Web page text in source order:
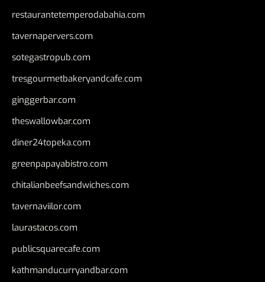
restaurantetemperodabahia.com
tavernapervers.com
sotegastropub.com
tresgourmetbakeryandcafe.com
ginggerbar.com
theswallowbar.com
diner24topeka.com
greenpapayabistro.com
chitalianbeefsandwiches.com
tavernaviilor.com
laurastacos.com
publicsquarecafe.com
kathmanducurryandbar.com